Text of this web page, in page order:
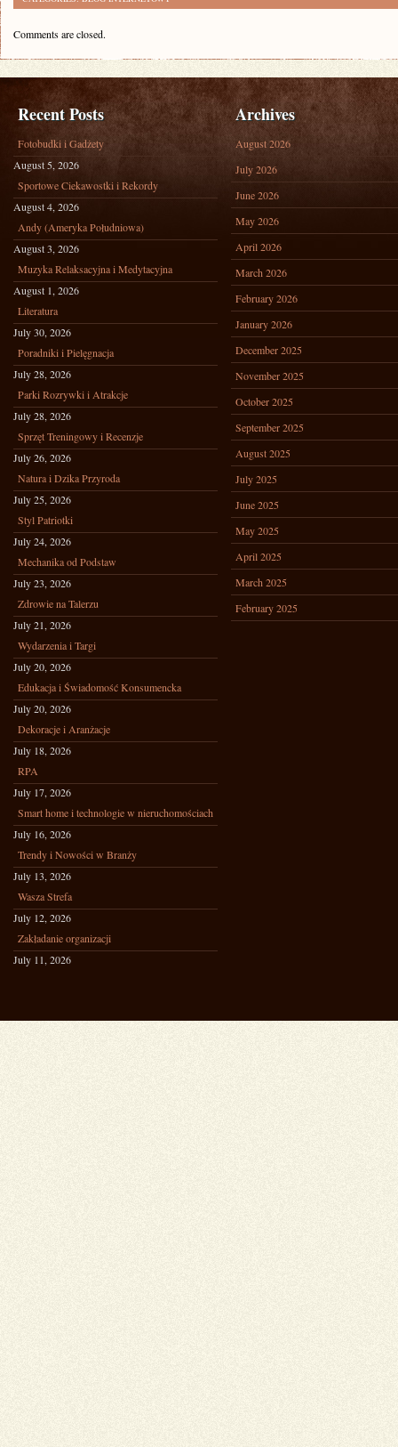
Comments are closed.
Recent Posts
Fotobudki i Gadżety
August 5, 2026
Sportowe Ciekawostki i Rekordy
August 4, 2026
Andy (Ameryka Południowa)
August 3, 2026
Muzyka Relaksacyjna i Medytacyjna
August 1, 2026
Literatura
July 30, 2026
Poradniki i Pielęgnacja
July 28, 2026
Parki Rozrywki i Atrakcje
July 28, 2026
Sprzęt Treningowy i Recenzje
July 26, 2026
Natura i Dzika Przyroda
July 25, 2026
Styl Patriotki
July 24, 2026
Mechanika od Podstaw
July 23, 2026
Zdrowie na Talerzu
July 21, 2026
Wydarzenia i Targi
July 20, 2026
Edukacja i Świadomość Konsumencka
July 20, 2026
Dekoracje i Aranżacje
July 18, 2026
RPA
July 17, 2026
Smart home i technologie w nieruchomościach
July 16, 2026
Trendy i Nowości w Branży
July 13, 2026
Wasza Strefa
July 12, 2026
Zakładanie organizacji
July 11, 2026
Archives
August 2026
July 2026
June 2026
May 2026
April 2026
March 2026
February 2026
January 2026
December 2025
November 2025
October 2025
September 2025
August 2025
July 2025
June 2025
May 2025
April 2025
March 2025
February 2025